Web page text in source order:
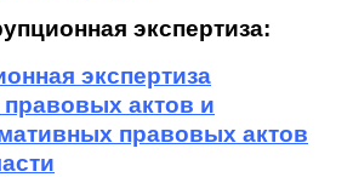
экспертиза:
экспертиза
актов и
правовых актов